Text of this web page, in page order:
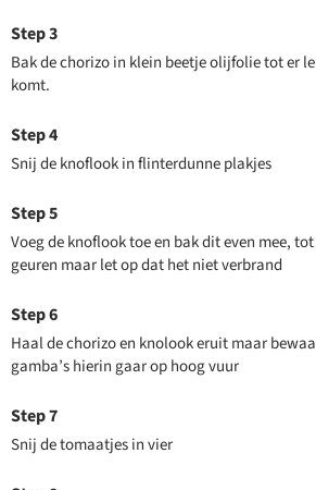
Bak de chorizo in klein beetje olijfolie tot er
komt.
Snij de knoflook in flinterdunne plakjes
Voeg de knoflook toe en bak dit even mee,
geuren maar let op dat het niet verbrand
Haal de chorizo en knolook eruit maar
gamba’s hierin gaar op hoog vuur
Snij de tomaatjes in vier